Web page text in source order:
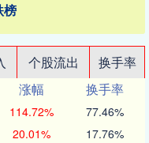
榜
个股流出
换手率
涨幅
换手率
114.72% 77.46%
20.01% 17.76%